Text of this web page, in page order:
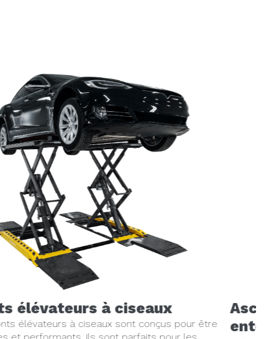
Ascenseurs pour voitures
enterrés